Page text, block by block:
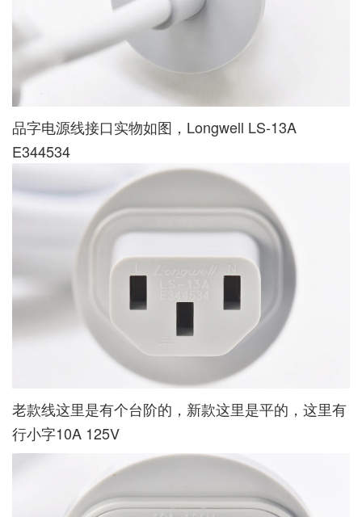
品字电源线接口实物如图，Longwell LS-13A
E344534
老款线这里是有个台阶的，新款这里是平的，这里有
行小字10A 125V